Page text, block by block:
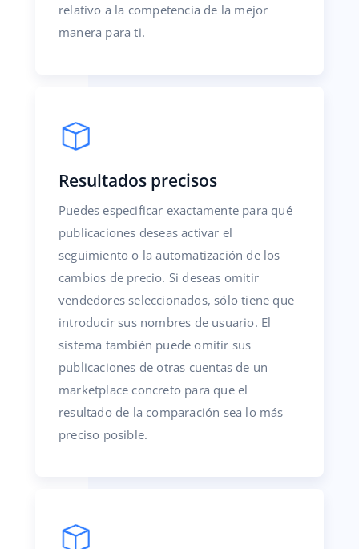
relativo a la competencia de la mejor
manera para ti.
Resultados precisos
Puedes especificar exactamente para qué
publicaciones deseas activar el
seguimiento o la automatización de los
cambios de precio. Si deseas omitir
vendedores seleccionados, sólo tiene que
introducir sus nombres de usuario. El
sistema también puede omitir sus
publicaciones de otras cuentas de un
marketplace concreto para que el
resultado de la comparación sea lo más
preciso posible.